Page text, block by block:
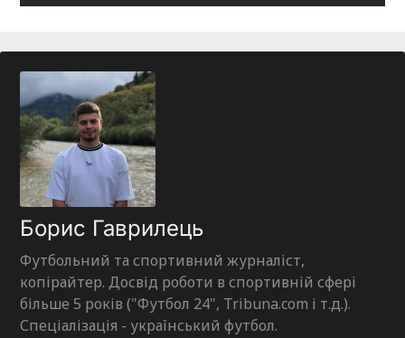
Борис Гаврилець
Футбольний та спортивний журналіст,
копірайтер. Досвід роботи в спортивній сфері
більше 5 років ("Футбол 24", Tribuna.com і т.д.).
Спеціалізація - український футбол.